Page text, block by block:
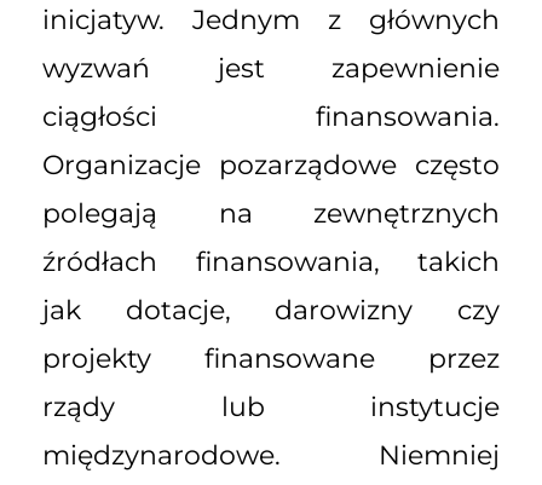
inicjatyw. Jednym z głównych
wyzwań jest zapewnienie
ciągłości finansowania.
Organizacje pozarządowe często
polegają na zewnętrznych
źródłach finansowania, takich
jak dotacje, darowizny czy
projekty finansowane przez
rządy lub instytucje
międzynarodowe. Niemniej